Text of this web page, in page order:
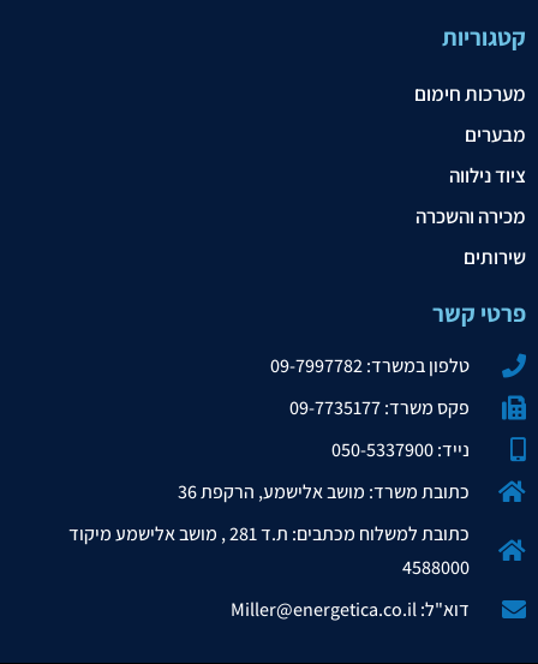
קטגוריות
מערכות חימום
מבערים
ציוד נילווה
מכירה והשכרה
שירותים
פרטי קשר
טלפון במשרד: 09-7997782
פקס משרד: 09-7735177
נייד: 050-5337900
כתובת משרד: מושב אלישמע, הרקפת 36
כתובת למשלוח מכתבים: ת.ד 281 , מושב אלישמע מיקוד
4588000
דוא"ל: Miller@energetica.co.il